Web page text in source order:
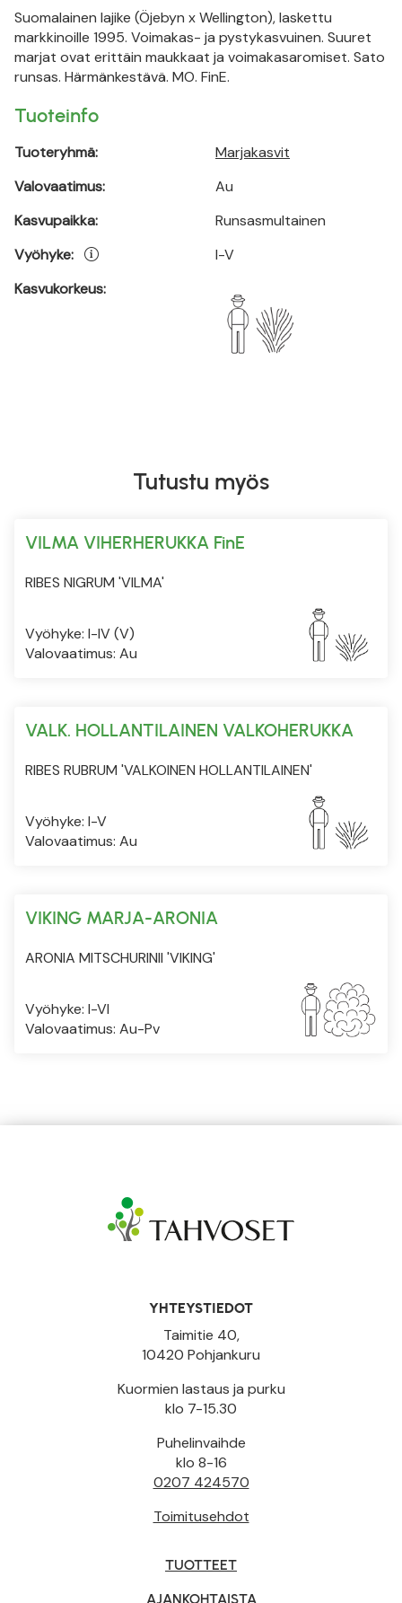
Suomalainen lajike (Öjebyn x Wellington), laskettu
markkinoille 1995. Voimakas- ja pystykasvuinen. Suuret
marjat ovat erittäin maukkaat ja voimakasaromiset. Sato
runsas. Härmänkestävä. MO. FinE.
Tuoteinfo
Tuoteryhmä:
Valovaatimus:
Kasvupaikka:
Vyöhyke:
Kasvukorkeus:
Marjakasvit
Au
Runsasmultainen
I-V
Tutustu myös
VILMA VIHERHERUKKA FinE
RIBES NIGRUM 'VILMA'
Vyöhyke: I-IV (V)
Valovaatimus: Au
VALK. HOLLANTILAINEN VALKOHERUKKA
RIBES RUBRUM 'VALKOINEN HOLLANTILAINEN'
Vyöhyke: I-V
Valovaatimus: Au
VIKING MARJA-ARONIA
ARONIA MITSCHURINII 'VIKING'
Vyöhyke: I-VI
Valovaatimus: Au-Pv
YHTEYSTIEDOT
Taimitie 40,
10420 Pohjankuru
Kuormien lastaus ja purku
klo 7-15.30
Puhelinvaihde
klo 8-16
0207 424570
Toimitusehdot
TUOTTEET
AJANKOHTAISTA